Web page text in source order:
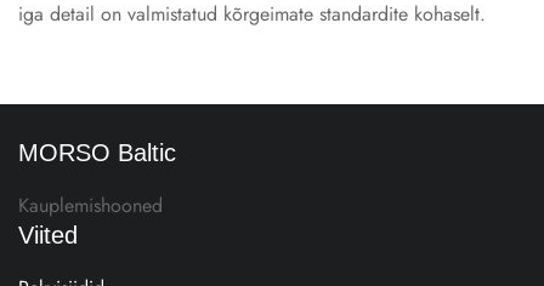
iga detail on valmistatud kõrgeimate standardite kohaselt.
MORSO Baltic
Kauplemishooned
Viited